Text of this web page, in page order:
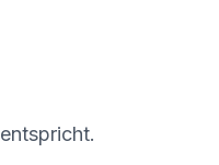
entspricht.